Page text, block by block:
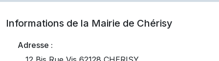
Informations de la Mairie de Chérisy
Adresse :